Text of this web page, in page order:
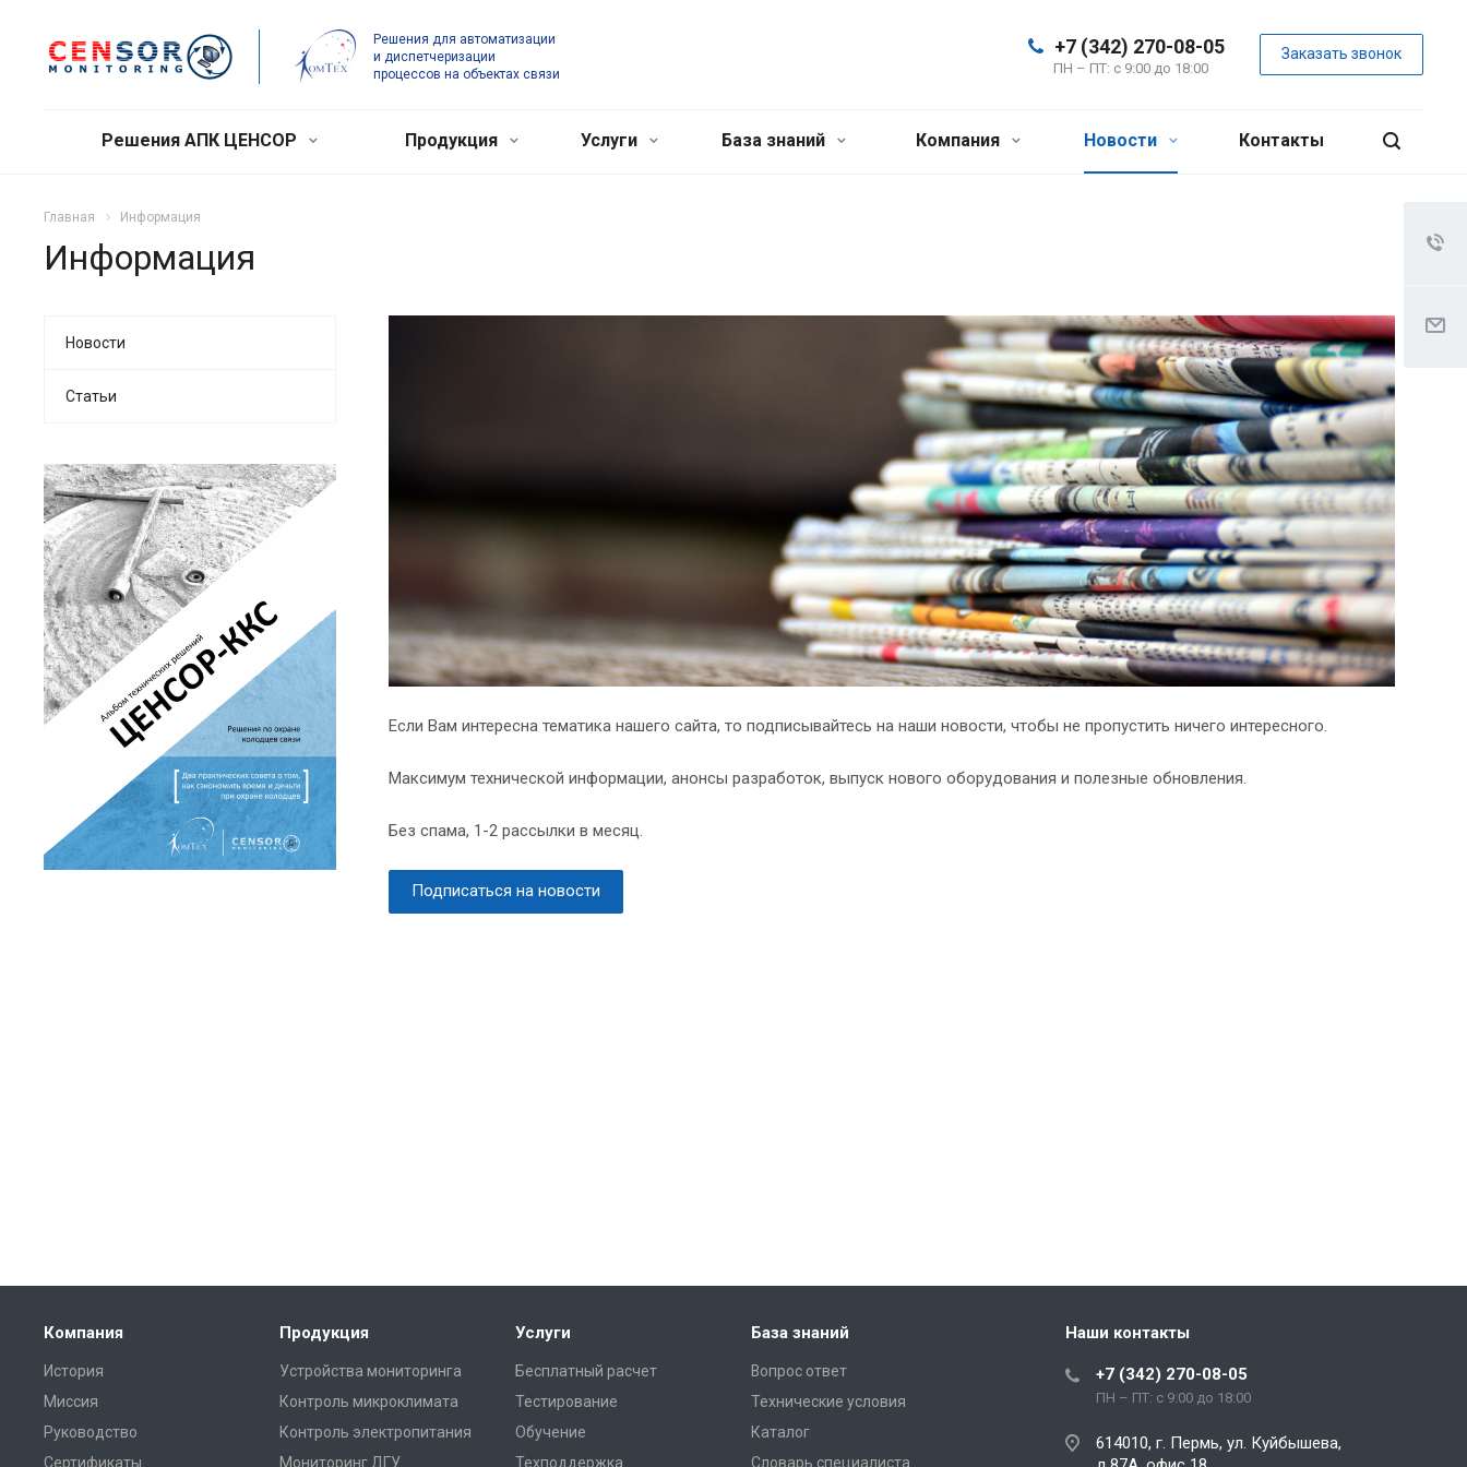
Решения для автоматизации
и диспетчеризации
процессов на объектах связи
+7 (342) 270-08-05
ПН – ПТ: с 9:00 до 18:00
Заказать звонок
Решения АПК ЦЕНСОР Продукция Услуги База знаний Компания Новости Контакты
Главная Информация
Информация
Если Вам интересна тематика нашего сайта, то подписывайтесь на наши новости, чтобы не пропустить ничего интересного.
Максимум технической информации, анонсы разработок, выпуск нового оборудования и полезные обновления.
Без спама, 1-2 рассылки в месяц.
Подписаться на новости
Новости
Статьи
Компания
История
Миссия
Руководство
Сертификаты
Продукция
Устройства мониторинга
Контроль микроклимата
Контроль электропитания
Мониторинг ДГУ
Услуги
Бесплатный расчет
Тестирование
Обучение
Техподдержка
База знаний
Вопрос ответ
Технические условия
Каталог
Словарь специалиста
Наши контакты
+7 (342) 270-08-05
ПН – ПТ: с 9:00 до 18:00
614010, г. Пермь, ул. Куйбышева,